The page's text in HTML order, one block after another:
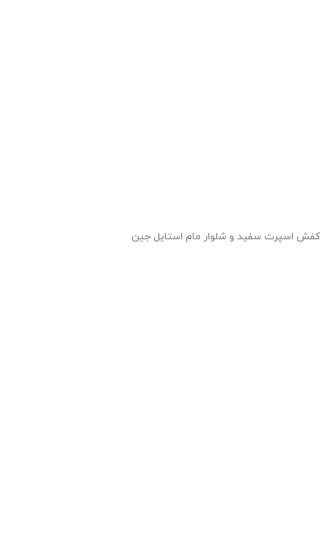
کفش اسپرت سفید و شلوار مام استایل جین